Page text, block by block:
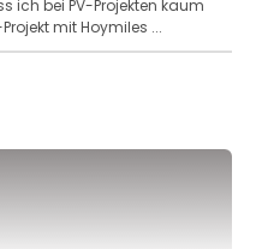
ich bei PV-Projekten kaum
mit Hoymiles ...